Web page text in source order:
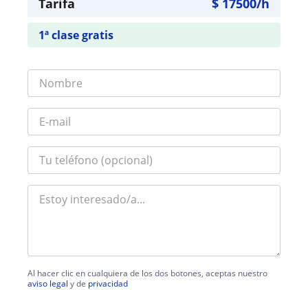
Tarifa $ 17500/h
1ª clase gratis
Al hacer clic en cualquiera de los dos botones, aceptas nuestro
aviso legal y de privacidad